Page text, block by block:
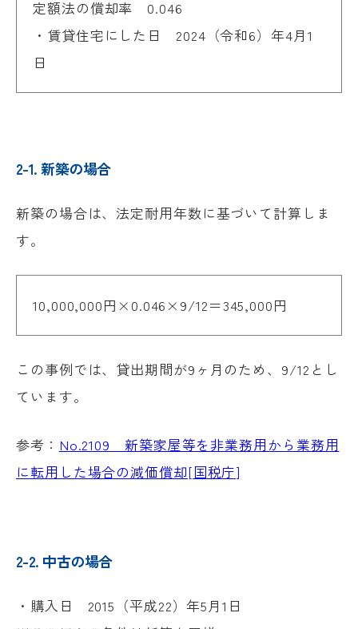
定額法の償却率 0.046
・賃貸住宅にした日 2024（令和6）年4月1
日
2-1. 新築の場合
新築の場合は、法定耐用年数に基づいて計算しま
す。
10,000,000円×0.046×9/12＝345,000円
この事例では、貸出期間が9ヶ月のため、9/12とし
ています。
参考： No.2109 新築家屋等を非業務用から業務用
に転用した場合の減価償却[国税庁]
2-2. 中古の場合
・購入日 2015（平成22）年5月1日